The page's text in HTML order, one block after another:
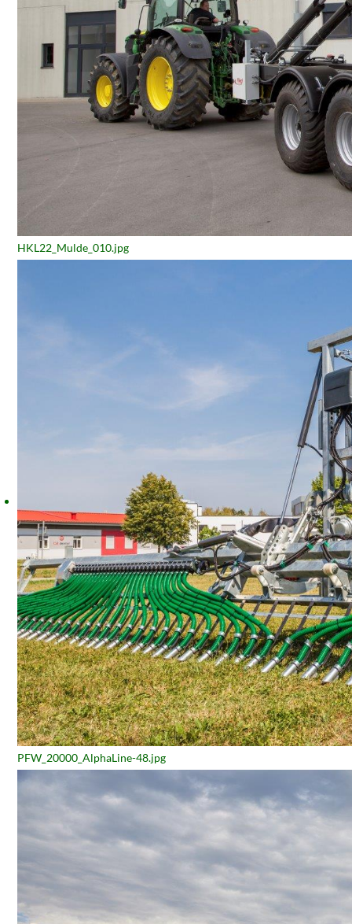
HKL22_Mulde_010.jpg
PFW_20000_AlphaLine-48.jpg